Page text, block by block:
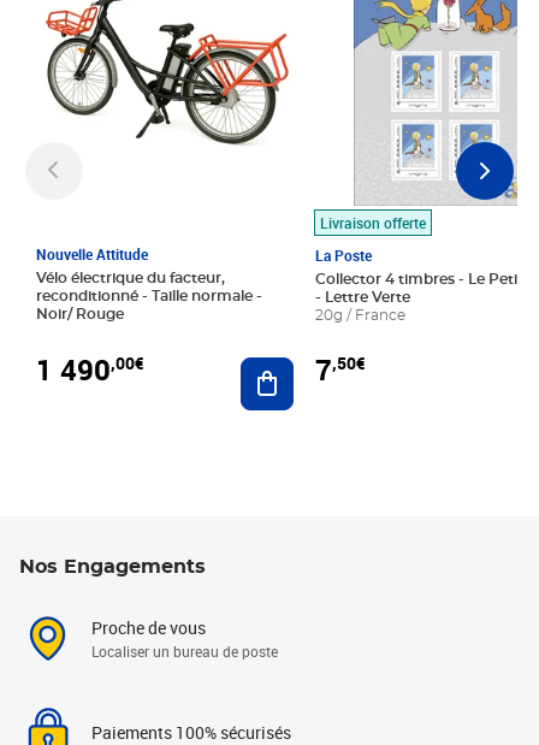
Nouvelle Attitude
Vélo électrique du facteur,
reconditionné - Taille normale -
Noir/ Rouge
1 490,00€ Ajouter au panier
Livraison offerte
La Poste
Collector 4 timbres - Le Petit
- Lettre Verte
20g / France
7,50€
Nos Engagements
Proche de vous
Localiser un bureau de poste
Paiements 100% sécurisés